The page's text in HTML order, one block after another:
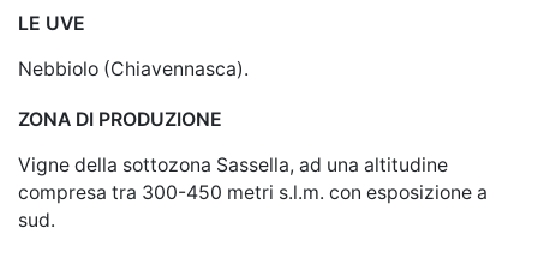
LE UVE
Nebbiolo (Chiavennasca).
ZONA DI PRODUZIONE
Vigne della sottozona Sassella, ad una altitudine
compresa tra 300-450 metri s.l.m. con esposizione a
sud.